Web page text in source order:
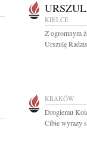
KIELCE
Z ogromnym
Urszulę
KRAKÓW
Drogiemu
Cibie wyrazy